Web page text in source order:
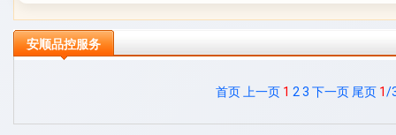
安顺品控服务
首页 上一页 1 2 3 下一页 尾页 1/